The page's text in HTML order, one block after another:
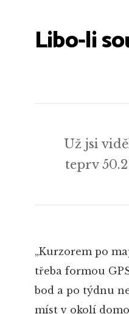
Libo-li
Už jsi
teprv
„Kurzorem po
třeba formou
bod a po týdnu
míst v okolí